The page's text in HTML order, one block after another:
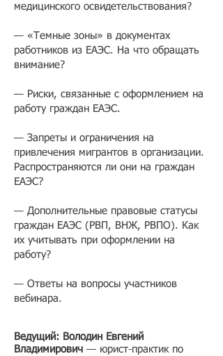
медицинского освидетельствования?
— «Темные зоны» в документах
работников из ЕАЭС. На что обращать
внимание?
— Риски, связанные с оформлением на
работу граждан ЕАЭС.
— Запреты и ограничения на
привлечения мигрантов в организации.
Распространяются ли они на граждан
ЕАЭС?
— Дополнительные правовые статусы
граждан ЕАЭС (РВП, ВНЖ, РВПО). Как
их учитывать при оформлении на
работу?
— Ответы на вопросы участников
вебинара.
Ведущий: Володин Евгений
Владимирович — юрист-практик по